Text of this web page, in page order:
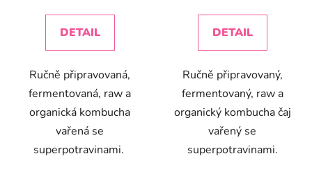
DETAIL
Ručně připravovaná,
fermentovaná, raw a
organická kombucha
vařená se
superpotravinami.
DETAIL
Ručně připravovaný,
fermentovaný, raw a
organický kombucha čaj
vařený se
superpotravinami.